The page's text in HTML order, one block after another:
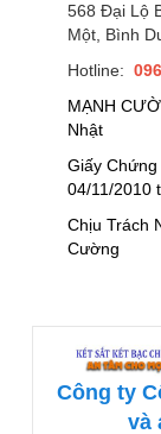
568 Đại Lộ
Một, Bình
Hotline:
MẠNH
Nhật
Giấy
04/11/2010
Chịu Trách
Cường
Công ty
và